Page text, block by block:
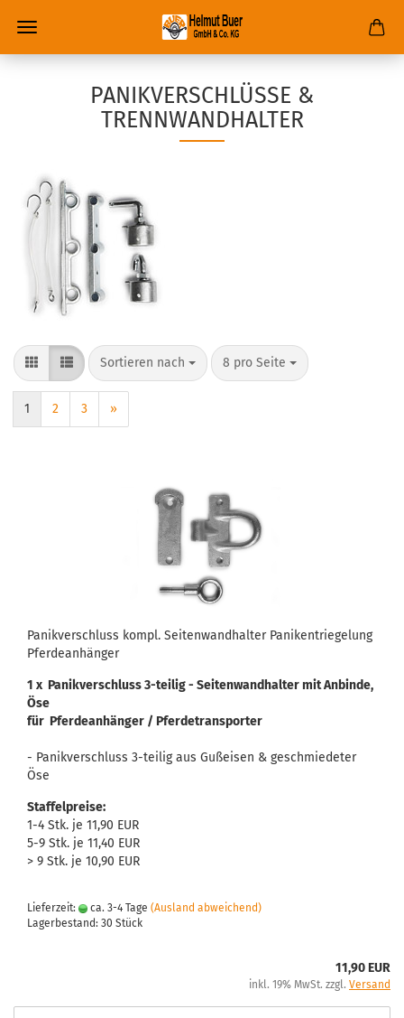
PANIKVERSCHLÜSSE &
TRENNWANDHALTER
Sortieren nach 8 pro Seite
1 2 3 »
Panikverschluss kompl. Seitenwandhalter Panikentriegelung
Pferdeanhänger
1 x Panikverschluss 3-teilig - Seitenwandhalter mit Anbinde,
Öse
für Pferdeanhänger / Pferdetransporter
- Panikverschluss 3-teilig aus Gußeisen & geschmiedeter
Öse
Staffelpreise:
1-4 Stk. je 11,90 EUR
5-9 Stk. je 11,40 EUR
> 9 Stk. je 10,90 EUR
Lieferzeit: ca. 3-4 Tage (Ausland abweichend)
Lagerbestand: 30 Stück
11,90 EUR
inkl. 19% MwSt. zzgl. Versand